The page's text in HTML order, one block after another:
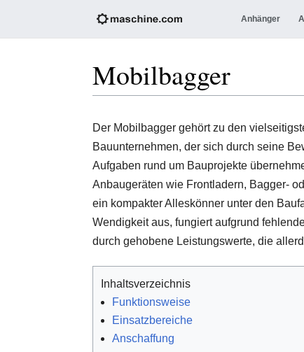
Anhänger
Mobilbagger
Der Mobilbagger gehört zu den
Bauunternehmen, der sich durch seine
Aufgaben rund um Bauprojekte
Anbaugeräten wie Frontladern, Bagger-
ein kompakter Alleskönner unter den
Wendigkeit aus, fungiert aufgrund
durch gehobene Leistungswerte, die
Inhaltsverzeichnis
Funktionsweise
Einsatzbereiche
Anschaffung